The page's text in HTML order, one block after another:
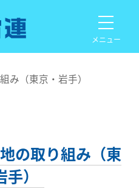
メニュー
（東京・岩手）
の取り組み（東
）